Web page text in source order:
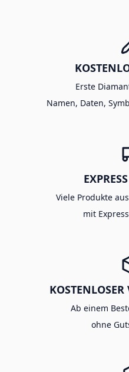
Erste
Namen, Daten,
Viele Produkte
mit
Ab einem
ohne